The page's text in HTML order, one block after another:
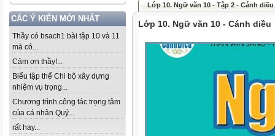
CÁC Ý KIẾN MỚI NHẤT
Thầy có bsach1 bài tập 10 và 11
mà có...
Cảm ơn thầy!...
Biểu tập thể Chi bộ xây dựng
nhiệm vụ trọng...
Chương trình công tác trọng tâm
của cá nhân Quý...
rất hay...
Lớp 10. Ngữ văn 10 - Tập 2 - Cánh diều
Lớp 10. Ngữ văn 10 - Cánh diều